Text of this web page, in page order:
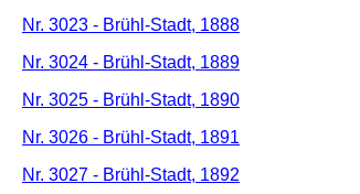
Nr. 3023 - Brühl-Stadt, 1888
Nr. 3024 - Brühl-Stadt, 1889
Nr. 3025 - Brühl-Stadt, 1890
Nr. 3026 - Brühl-Stadt, 1891
Nr. 3027 - Brühl-Stadt, 1892